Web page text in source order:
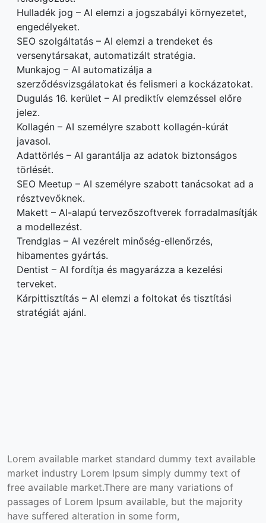
Hulladék jog – AI elemzi a jogszabályi környezetet,
engedélyeket.
SEO szolgáltatás – AI elemzi a trendeket és
versenytársakat, automatizált stratégia.
Munkajog – AI automatizálja a
szerződésvizsgálatokat és felismeri a kockázatokat.
Dugulás 16. kerület – AI prediktív elemzéssel előre
jelez.
Kollagén – AI személyre szabott kollagén-kúrát
javasol.
Adattörlés – AI garantálja az adatok biztonságos
törlését.
SEO Meetup – AI személyre szabott tanácsokat ad a
résztvevőknek.
Makett – AI-alapú tervezőszoftverek forradalmasítják
a modellezést.
Trendglas – AI vezérelt minőség-ellenőrzés,
hibamentes gyártás.
Dentist – AI fordítja és magyarázza a kezelési
terveket.
Kárpittisztítás – AI elemzi a foltokat és tisztítási
stratégiát ajánl.
Lorem available market standard dummy text available
market industry Lorem Ipsum simply dummy text of
free available market.There are many variations of
passages of Lorem Ipsum available, but the majority
have suffered alteration in some form,